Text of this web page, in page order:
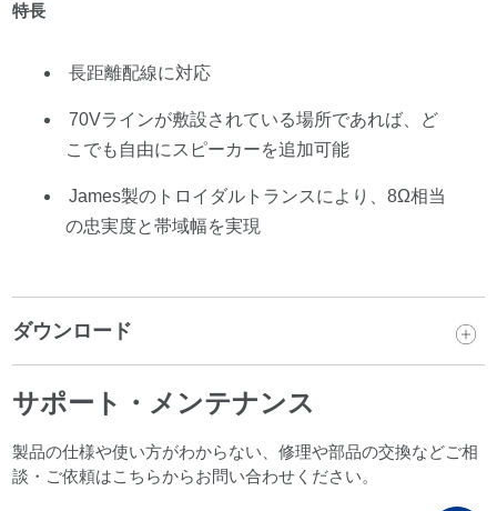
特長
長距離配線に対応
70Vラインが敷設されている場所であれば、ど
こでも自由にスピーカーを追加可能
James製のトロイダルトランスにより、8Ω相当
の忠実度と帯域幅を実現
ダウンロード
サポート・メンテナンス
製品の仕様や使い方がわからない、修理や部品の交換などご相
談・ご依頼はこちらからお問い合わせください。